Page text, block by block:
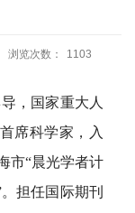
浏览次数： 1103
，国家重大人
席科学家，入
市“晨光学者计
担任国际期刊